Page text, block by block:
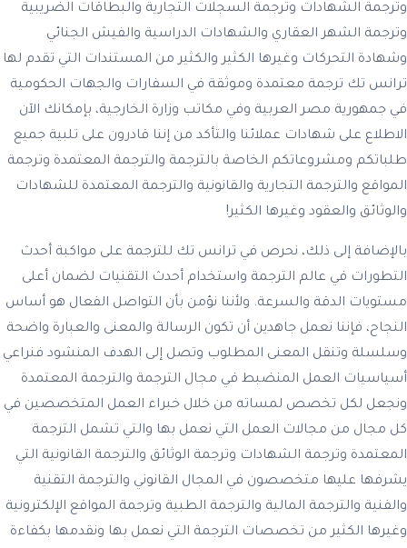
وترجمة الشهادات وترجمة السجلات التجارية والبطاقات الضريبية
وترجمة الشهر العقاري والشهادات الدراسية والفيش الجنائي
وشهادة التحركات وغيرها الكثير والكثير من المستندات التي تقدم لها
ترانس تك ترجمة معتمدة وموثقة في السفارات والجهات الحكومية
في جمهورية مصر العربية وفي مكاتب وزارة الخارجية، بإمكانك الآن
الاطلاع على شهادات عملائنا والتأكد من إننا قادرون على تلبية جميع
طلباتكم ومشروعاتكم الخاصة بالترجمة والترجمة المعتمدة وترجمة
المواقع والترجمة التجارية والقانونية والترجمة المعتمدة للشهادات
والوثائق والعقود وغيرها الكثير!
بالإضافة إلى ذلك، نحرص في ترانس تك للترجمة على مواكبة أحدث
التطورات في عالم الترجمة واستخدام أحدث التقنيات لضمان أعلى
مستويات الدقة والسرعة. ولأننا نؤمن بأن التواصل الفعال هو أساس
النجاح، فإننا نعمل جاهدين أن تكون الرسالة والمعنى والعبارة واضحة
وسلسلة وتنقل المعنى المطلوب وتصل إلى الهدف المنشود فنراعي
أسياسيات العمل المنضبط في مجال الترجمة والترجمة المعتمدة
ونجعل لكل تخصص لمساته من خلال خبراء العمل المتخصصين في
كل مجال من مجالات العمل التي نعمل بها والتي تشمل الترجمة
المعتمدة وترجمة الشهادات وترجمة الوثائق والترجمة القانونية التي
يشرفها عليها متخصصون في المجال القانوني والترجمة التقنية
والفنية والترجمة المالية والترجمة الطبية وترجمة المواقع الإلكترونية
وغيرها الكثير من تخصصات الترجمة التي نعمل بها ونقدمها بكفاءة